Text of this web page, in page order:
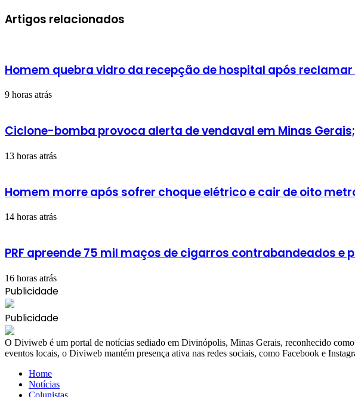
via
e-
Artigos relacionados
Homem quebra vidro da recepção de hospital após
9 horas atrás
Ciclone-bomba provoca alerta de vendaval em Minas
13 horas atrás
Homem morre após sofrer choque elétrico e cair de oito
14 horas atrás
PRF apreende 75 mil maços de cigarros contrabandeados e
16 horas atrás
Publicidade
Publicidade
​O Diviweb é um portal de notícias sediado em Divinópolis, Minas Gerais, reconhecido
eventos locais, o Diviweb mantém presença ativa nas redes sociais, como Facebook e
Home
Notícias
Colunistas